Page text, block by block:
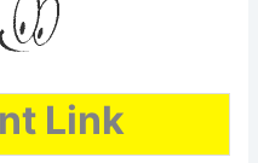
Link